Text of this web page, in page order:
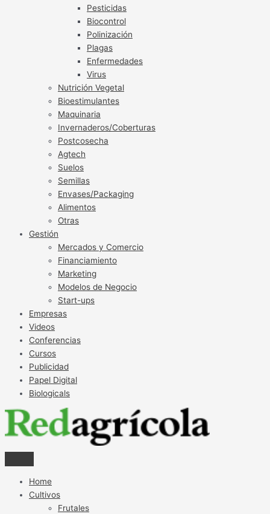
Pesticidas
Biocontrol
Polinización
Plagas
Enfermedades
Virus
Nutrición Vegetal
Bioestimulantes
Maquinaria
Invernaderos/Coberturas
Postcosecha
Agtech
Suelos
Semillas
Envases/Packaging
Alimentos
Otras
Gestión
Mercados y Comercio
Financiamiento
Marketing
Modelos de Negocio
Start-ups
Empresas
Videos
Conferencias
Cursos
Publicidad
Papel Digital
Biologicals
Home
Cultivos
Frutales